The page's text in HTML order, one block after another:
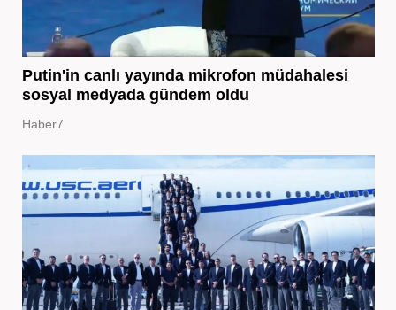
Putin'in canlı yayında mikrofon müdahalesi
sosyal medyada gündem oldu
Haber7